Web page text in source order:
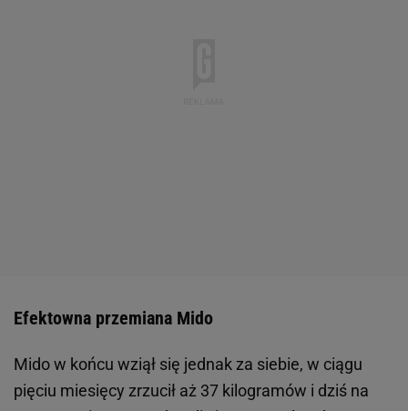
Efektowna przemiana Mido
Mido w końcu wziął się jednak za siebie, w ciągu
pięciu miesięcy zrzucił aż 37 kilogramów i dziś na